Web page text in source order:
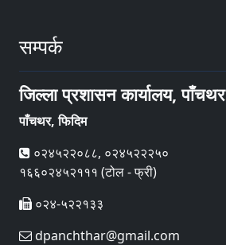
सम्पर्क
जिल्ला प्रशासन कार्यालय, पाँचथर
पाँचथर, फिदिम
०२४५२२०८८, ०२४५२२२५०
१६६०२४५२१११ (टोल - फ्री)
०२४-५२२१३३
dpanchthar@gmail.com